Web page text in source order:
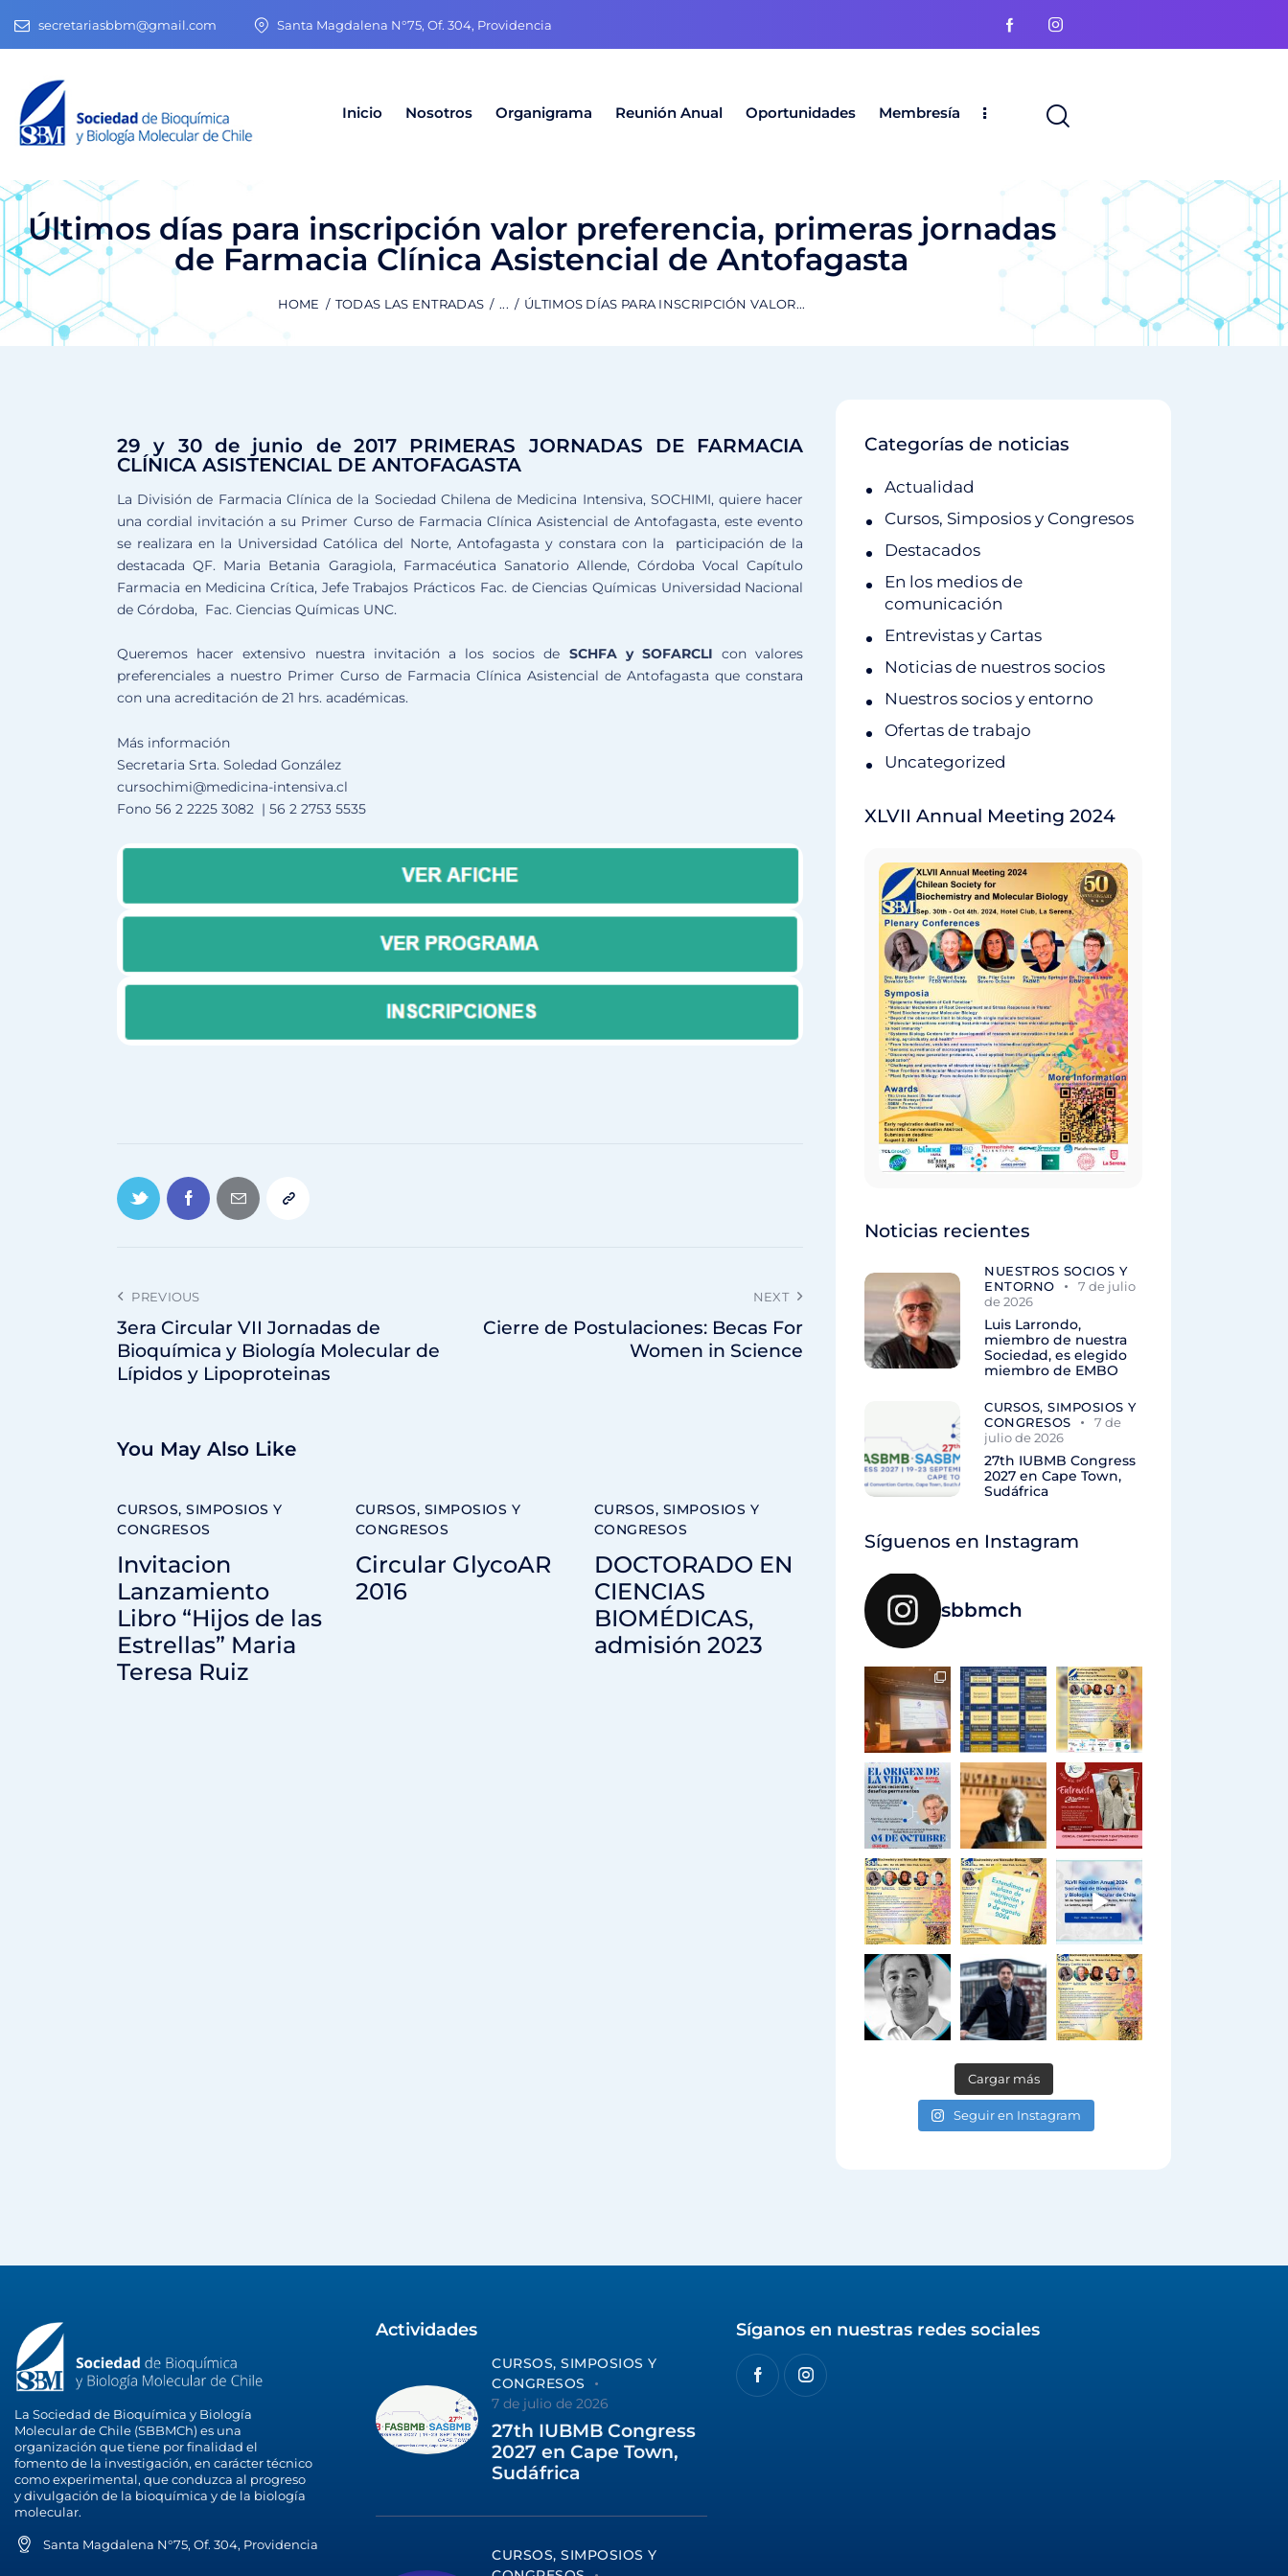
secretariasbbm@gmail.com Santa Magdalena N°75, Of. 304, Providencia
Inicio Nosotros Organigrama Reunión Anual Oportunidades Membresía
Últimos días para inscripción valor preferencia, primeras jornadas
de Farmacia Clínica Asistencial de Antofagasta
HOME TODAS LAS ENTRADAS ... ÚLTIMOS DÍAS PARA INSCRIPCIÓN VALOR...
29 y 30 de junio de 2017 PRIMERAS JORNADAS DE FARMACIA
CLÍNICA ASISTENCIAL DE ANTOFAGASTA
La División de Farmacia Clínica de la Sociedad Chilena de Medicina Intensiva, SOCHIMI, quiere hacer
una cordial invitación a su Primer Curso de Farmacia Clínica Asistencial de Antofagasta, este evento
se realizara en la Universidad Católica del Norte, Antofagasta y constara con la participación de la
destacada QF. Maria Betania Garagiola, Farmacéutica Sanatorio Allende, Córdoba Vocal Capítulo
Farmacia en Medicina Crítica, Jefe Trabajos Prácticos Fac. de Ciencias Químicas Universidad Nacional
de Córdoba, Fac. Ciencias Químicas UNC.
Queremos hacer extensivo nuestra invitación a los socios de SCHFA y SOFARCLI con valores
preferenciales a nuestro Primer Curso de Farmacia Clínica Asistencial de Antofagasta que constara
con una acreditación de 21 hrs. académicas.
Más información
Secretaria Srta. Soledad González
cursochimi@medicina-intensiva.cl
Fono 56 2 2225 3082 | 56 2 2753 5535
PREVIOUS
3era Circular VII Jornadas de
Bioquímica y Biología Molecular de
Lípidos y Lipoproteinas
NEXT
Cierre de Postulaciones: Becas For
Women in Science
You May Also Like
CURSOS, SIMPOSIOS Y
CONGRESOS
Invitacion
Lanzamiento
Libro “Hijos de las
Estrellas” Maria
Teresa Ruiz
CURSOS, SIMPOSIOS Y
CONGRESOS
Circular GlycoAR
2016
CURSOS, SIMPOSIOS Y
CONGRESOS
DOCTORADO EN
CIENCIAS
BIOMÉDICAS,
admisión 2023
Categorías de noticias
Actualidad
Cursos, Simposios y Congresos
Destacados
En los medios de
comunicación
Entrevistas y Cartas
Noticias de nuestros socios
Nuestros socios y entorno
Ofertas de trabajo
Uncategorized
XLVII Annual Meeting 2024
Noticias recientes
NUESTROS SOCIOS Y
ENTORNO
7 de julio
de 2026
Luis Larrondo,
miembro de nuestra
Sociedad, es elegido
miembro de EMBO
CURSOS, SIMPOSIOS Y
CONGRESOS
7 de
julio de 2026
27th IUBMB Congress
2027 en Cape Town,
Sudáfrica
Síguenos en Instagram
sbbmch
Cargar más
Seguir en Instagram
La Sociedad de Bioquímica y Biología
Molecular de Chile (SBBMCh) es una
organización que tiene por finalidad el
fomento de la investigación, en carácter técnico
como experimental, que conduzca al progreso
y divulgación de la bioquímica y de la biología
molecular.
Santa Magdalena N°75, Of. 304, Providencia
Actividades
CURSOS, SIMPOSIOS Y
CONGRESOS
7 de julio de 2026
27th IUBMB Congress
2027 en Cape Town,
Sudáfrica
CURSOS, SIMPOSIOS Y
Síganos en nuestras redes sociales